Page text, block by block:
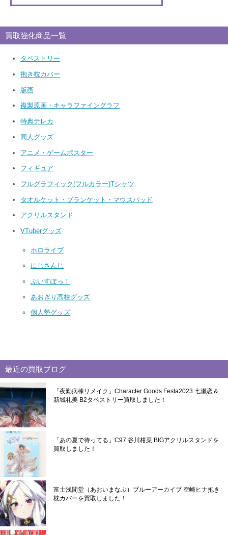
買取強化商品一覧
タペストリー
抱き枕カバー
版画
複製原画・キャラファイングラフ
特典テレカ
同人グッズ
アニメ・ゲームポスター
フィギュア
フルグラフィック(フルカラー)Tシャツ
タオルケット・ブランケット・マウスパッド
アクリルスタンド
VTuberグッズ
ホロライブ
にじさんじ
ぶいすぽっ！
あおぎり高校グッズ
個人勢グッズ
最近の買取ブログ
「夜勤病棟リメイク」Character Goods Festa2023 七瀬恋＆
新城礼美 B2タペストリー買取しました！
「あの夏で待ってる」C97 谷川柑菜 BIGアクリルスタンドを
買取しました！
富士浅間堂（あおいまなぶ）ブルーアーカイブ 空崎ヒナ抱き
枕カバーを買取しました！